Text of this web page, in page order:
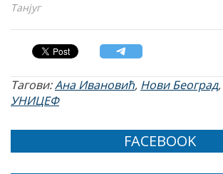
Танјуг
Тагови:Ана Ивановић, Нови Београд,
УНИЦЕФ
FACEBOOK